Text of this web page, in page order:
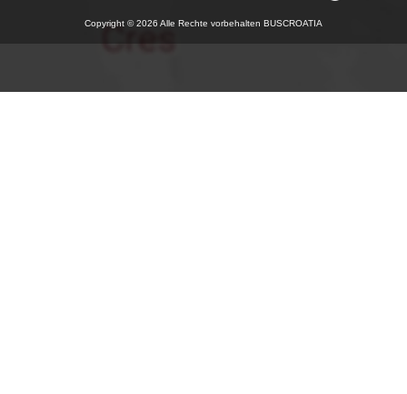
Copyright © 2026 Alle Rechte vorbehalten BUSCROATIA